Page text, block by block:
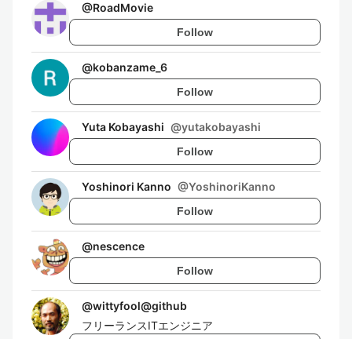
@RoadMovie
Follow
@kobanzame_6
Follow
Yuta Kobayashi @yutakobayashi
Follow
Yoshinori Kanno @YoshinoriKanno
Follow
@nescence
Follow
@wittyfool@github
フリーランスITエンジニア